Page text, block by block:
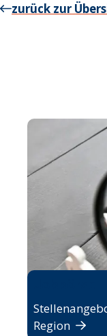
zurück zur
Region